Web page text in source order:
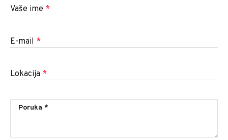
Vaše ime *
E-mail *
Lokacija *